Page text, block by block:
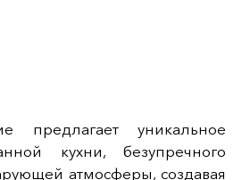
предлагает уникальное
кухни, безупречного
атмосферы, создавая